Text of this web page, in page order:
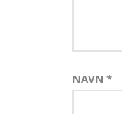
NAVN *